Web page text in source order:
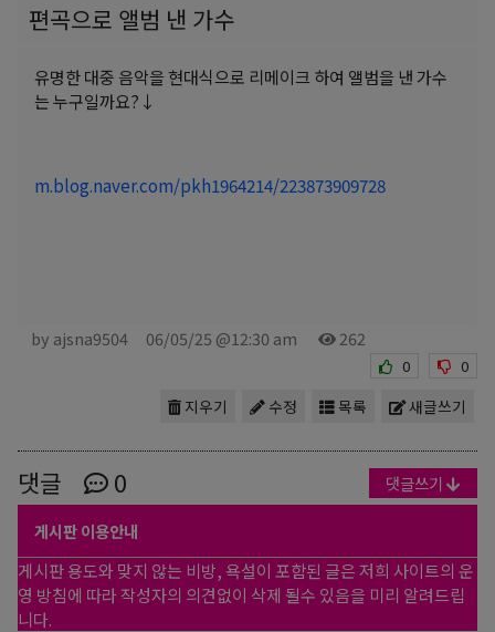
편곡으로 앨범 낸 가수
유명한 대중 음악을 현대식으로 리메이크 하여 앨범을 낸 가수
는 누구일까요?↓
m.blog.naver.com/pkh1964214/223873909728
by ajsna9504 06/05/25 @12:30 am 262
0 0
새글쓰기
목록
수정
지우기
댓글 0 댓글쓰기
게시판 이용안내
게시판 용도와 맞지 않는 비방, 욕설이 포함된 글은 저희 사이트의 운
영 방침에 따라 작성자의 의견없이 삭제 될수 있음을 미리 알려드립
니다.